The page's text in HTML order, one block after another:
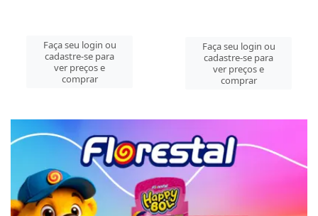
Faça seu login ou
cadastre-se para
ver preços e
comprar
Faça seu login ou
cadastre-se para
ver preços e
comprar